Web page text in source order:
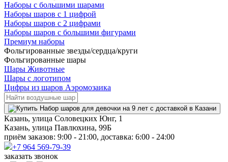
Наборы с большими шарами
Наборы шаров с 1 цифрой
Наборы шаров с 2 цифрами
Наборы шаров с большими фигурами
Премиум наборы
Фольгированные звезды/сердца/круги
Фольгированные шары
Шары Животные
Шары с логотипом
Цифры из шаров Аэромозаика
Казань, улица Соловецких Юнг, 1
Казань, улица Павлюхина, 99Б
приём заказов: 9:00 - 21:00, доставка: 6:00 - 24:00
+7 964 569-79-39
заказать звонок